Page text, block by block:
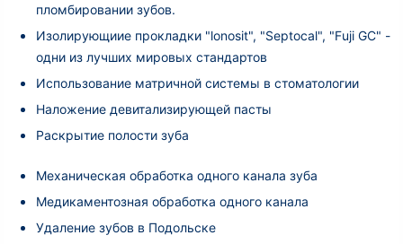
пломбировании зубов.
Изолирующиие прокладки "lonosit", "Septocal", "Fuji GC" -
одни из лучших мировых стандартов
Использование матричной системы в стоматологии
Наложение девитализирующей пасты
Раскрытие полости зуба
Механическая обработка одного канала зуба
Медикаментозная обработка одного канала
Удаление зубов в Подольске